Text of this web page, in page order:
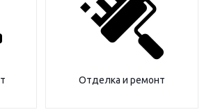
Отделка и ремонт